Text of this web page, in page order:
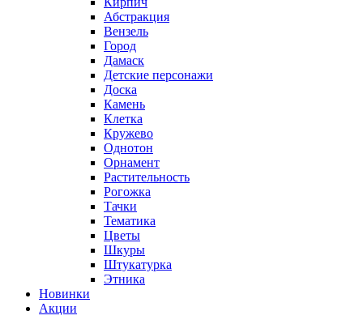
Абстракция
Вензель
Город
Дамаск
Детские персонажи
Доска
Камень
Клетка
Кружево
Однотон
Орнамент
Растительность
Рогожка
Тачки
Тематика
Цветы
Шкуры
Штукатурка
Этника
Новинки
Акции